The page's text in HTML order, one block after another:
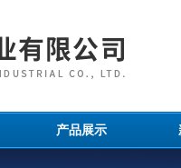
产品展示